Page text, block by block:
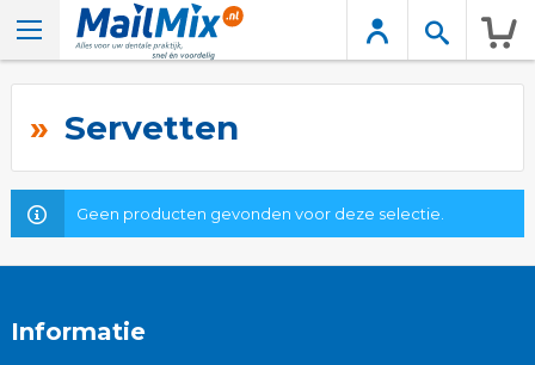
Servetten
Geen producten gevonden voor deze selectie.
Informatie